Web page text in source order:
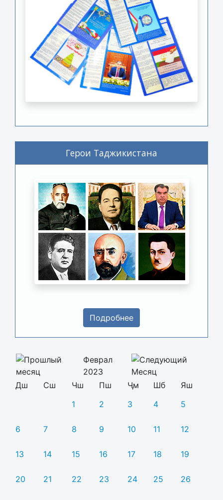
Герои Таджикистана
Подробнее
Феврал
2023
Дш
Сш Чш Пш Ҷм Шб
Яш
1
2 3 4 5
6 7 8 9 10 11 12
13 14 15 16 17 18 19
20 21 22 23 24 25 26